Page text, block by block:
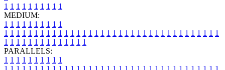
1 1 1 1 1 1 1 1 1 1
MEDIUM:
1 1 1 1 1 1 1 1 1 1
1 1 1 1 1 1 1 1 1 1 1 1 1 1 1 1 1 1 1 1 1 1 1 1 1 1 1 1 1 1 1 1 1 1 1 1
1 1 1 1 1 1 1 1 1 1 1 1 1 1
PARALLELS:
1 1 1 1 1 1 1 1 1 1